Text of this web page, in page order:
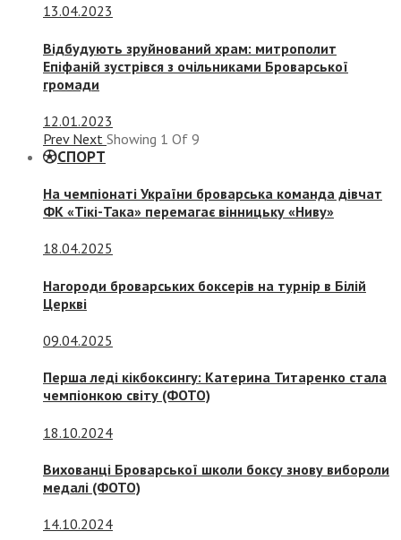
13.04.2023
Відбудують зруйнований храм: митрополит
Епіфаній зустрівся з очільниками Броварської
громади
12.01.2023
Prev Next Showing 1 Of 9
СПОРТ
На чемпіонаті України броварська команда дівчат
ФК «Тікі-Така» перемагає вінницьку «Ниву»
18.04.2025
Нагороди броварських боксерів на турнір в Білій
Церкві
09.04.2025
Перша леді кікбоксингу: Катерина Титаренко стала
чемпіонкою світу (ФОТО)
18.10.2024
Вихованці Броварської школи боксу знову вибороли
медалі (ФОТО)
14.10.2024